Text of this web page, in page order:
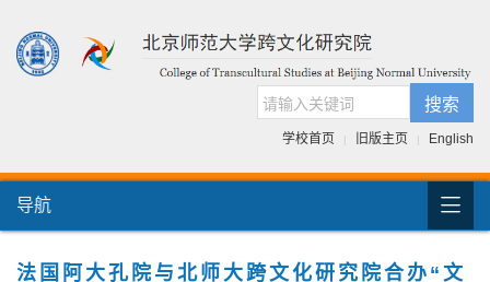
搜索
学校首页 | 旧版主页 | English
导航 
首页
法国阿大孔院与北师大跨文化研究院合办“文